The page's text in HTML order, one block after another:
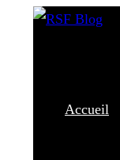
Skip
Accueil